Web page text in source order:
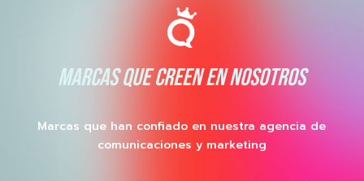
MARCAS QUE CREEN EN NOSOTROS
Marcas que han confiado en nuestra agencia de
comunicaciones y marketing